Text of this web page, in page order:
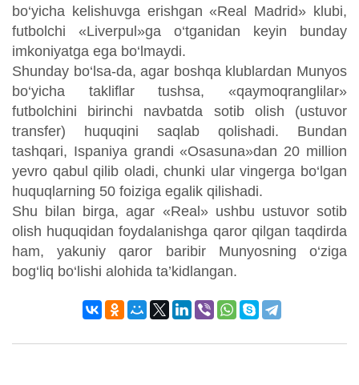
bo‘yicha kelishuvga erishgan «Real Madrid» klubi,
futbolchi «Liverpul»ga o‘tganidan keyin bunday
imkoniyatga ega bo‘lmaydi.
Shunday bo‘lsa-da, agar boshqa klublardan Munyos
bo‘yicha takliflar tushsa, «qaymoqranglilar»
futbolchini birinchi navbatda sotib olish (ustuvor
transfer) huquqini saqlab qolishadi. Bundan
tashqari, Ispaniya grandi «Osasuna»dan 20 million
yevro qabul qilib oladi, chunki ular vingerga bo‘lgan
huquqlarning 50 foiziga egalik qilishadi.
Shu bilan birga, agar «Real» ushbu ustuvor sotib
olish huquqidan foydalanishga qaror qilgan taqdirda
ham, yakuniy qaror baribir Munyosning o‘ziga
bog‘liq bo‘lishi alohida ta’kidlangan.